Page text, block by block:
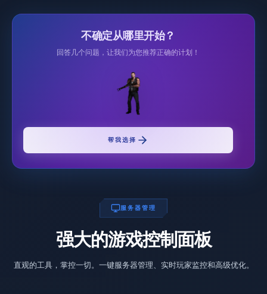
不确定从哪里开始？
回答几个问题，让我们为您推荐正确的计划！
帮我选择
服务器管理
强大的游戏控制面板
直观的工具，掌控一切。一键服务器管理、实时玩家监控和高级优化。